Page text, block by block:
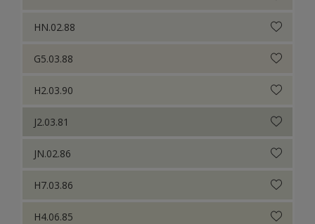
HN.02.88
G5.03.88
H2.03.90
J2.03.81
JN.02.86
H7.03.86
H4.06.85